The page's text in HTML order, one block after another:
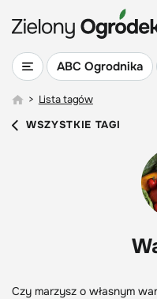
ABC Ogrodnika
> Lista tagów
WSZYSTKIE TAGI
Czy marzysz o własnym